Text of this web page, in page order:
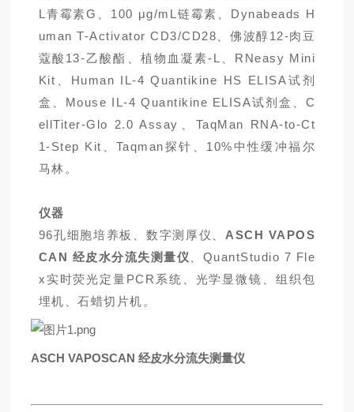
L青霉素G、100 μg/mL链霉素、Dynabeads H
uman T-Activator CD3/CD28、佛波醇12-肉豆
蔻酸13-乙酸酯、植物血凝素-L、RNeasy Mini
Kit、Human IL-4 Quantikine HS ELISA试剂
盒、Mouse IL-4 Quantikine ELISA试剂盒、C
ellTiter-Glo 2.0 Assay、TaqMan RNA-to-Ct
1-Step Kit、Taqman探针、10%中性缓冲福尔
马林。
仪器
96孔细胞培养板、数字测厚仪、 ASCH VAPOS
CAN 经皮水分流失测量仪
、QuantStudio 7 Fle
x实时荧光定量PCR系统、光学显微镜、组织包
埋机、石蜡切片机。
ASCH VAPOSCAN 经皮水分流失测量仪